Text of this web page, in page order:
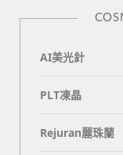
AI美光針
PLT凍晶
Rejuran麗珠蘭